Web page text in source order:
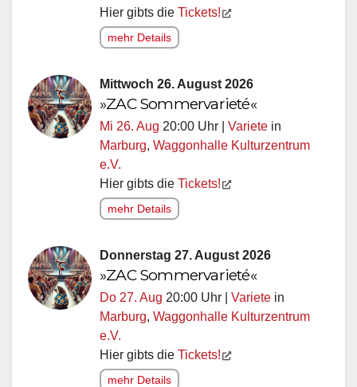
Hier gibts die Tickets!
mehr Details
Mittwoch 26. August 2026
»ZAC Sommervarieté«
Mi 26. Aug 20:00 Uhr | Variete in
Marburg, Waggonhalle Kulturzentrum
e.V.
Hier gibts die Tickets!
mehr Details
Donnerstag 27. August 2026
»ZAC Sommervarieté«
Do 27. Aug 20:00 Uhr | Variete in
Marburg, Waggonhalle Kulturzentrum
e.V.
Hier gibts die Tickets!
mehr Details